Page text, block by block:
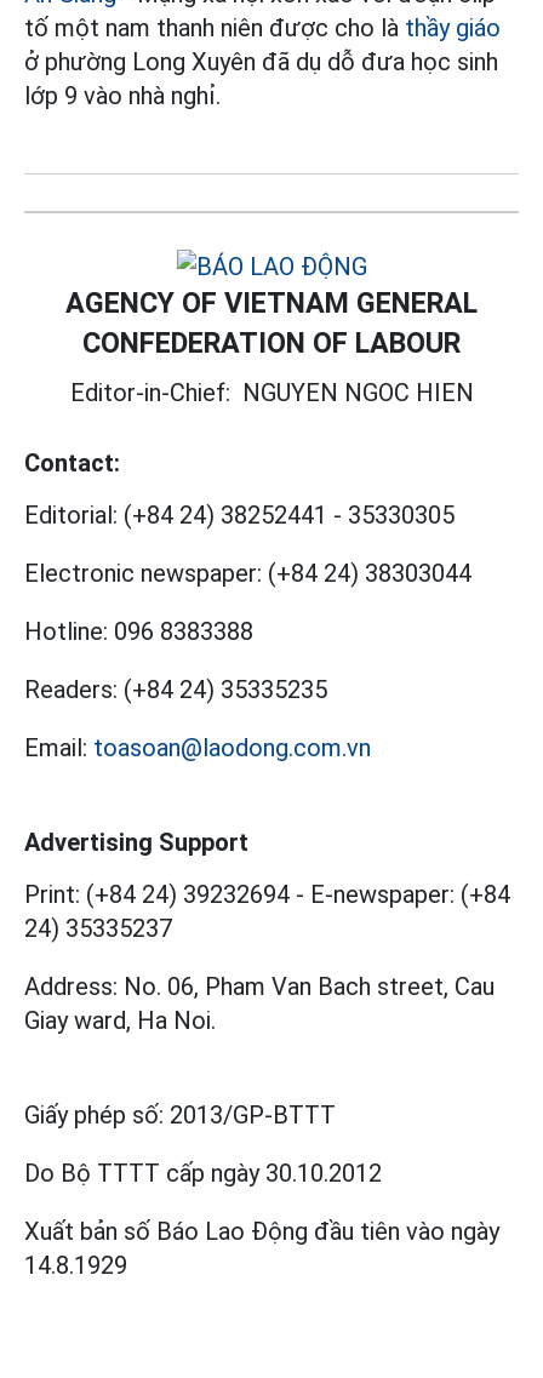
tố một nam thanh niên được cho là thầy giáo
ở phường Long Xuyên đã dụ dỗ đưa học sinh
lớp 9 vào nhà nghỉ.
AGENCY OF VIETNAM GENERAL
CONFEDERATION OF LABOUR
Editor-in-Chief: NGUYEN NGOC HIEN
Contact:
Editorial: (+84 24) 38252441 - 35330305
Electronic newspaper: (+84 24) 38303044
Hotline: 096 8383388
Readers: (+84 24) 35335235
Email: toasoan@laodong.com.vn
Advertising Support
Print: (+84 24) 39232694 - E-newspaper: (+84
24) 35335237
Address: No. 06, Pham Van Bach street, Cau
Giay ward, Ha Noi.
Giấy phép số: 2013/GP-BTTT
Do Bộ TTTT cấp ngày 30.10.2012
Xuất bản số Báo Lao Động đầu tiên vào ngày
14.8.1929